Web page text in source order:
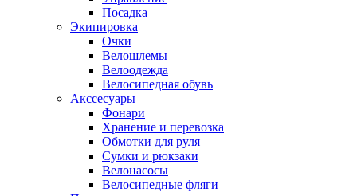
Посадка
Экипировка
Очки
Велошлемы
Велоодежда
Велосипедная обувь
Акссесуары
Фонари
Хранение и перевозка
Обмотки для руля
Сумки и рюкзаки
Велонасосы
Велосипедные фляги